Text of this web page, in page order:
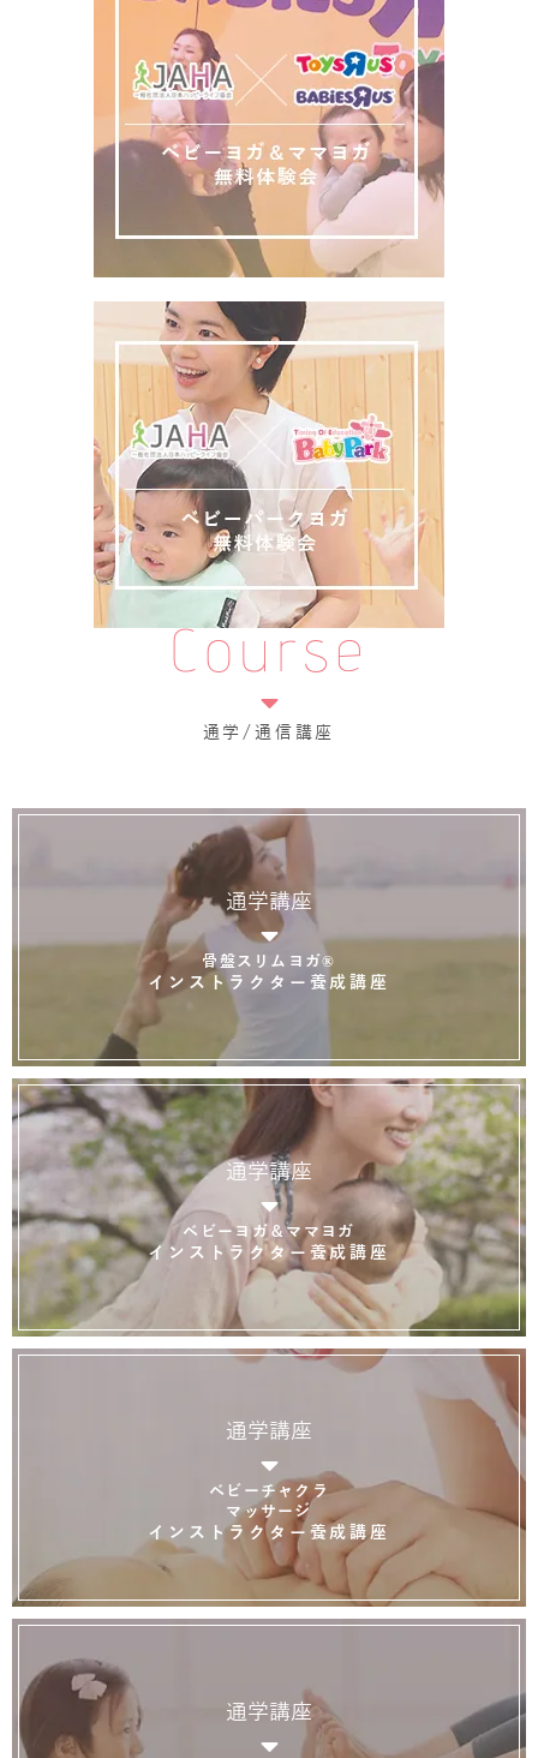
Course
通学/通信講座
通学講座
骨盤スリムヨガ®
インストラクター養成講座
通学講座
ベビーヨガ＆ママヨガ
インストラクター養成講座
通学講座
ベビーチャクラ
マッサージ
インストラクター養成講座
通学講座